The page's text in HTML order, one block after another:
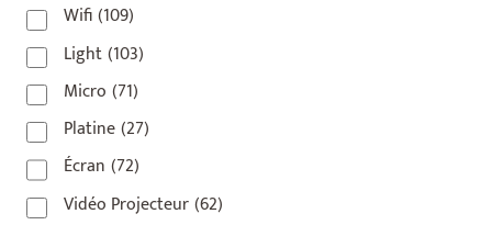
75006 (5)
75007(7)
75008 (17)
75009(5)
75010 (9)
75011 (17)
Wifi(109)
Light(103)
Micro (71)
Platine(27)
Écran (72)
Vidéo Projecteur(62)